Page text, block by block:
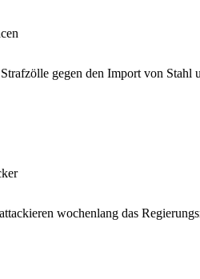
gegen den Import von
wochenlang das